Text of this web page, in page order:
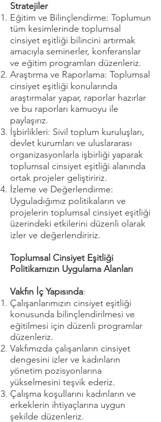
Stratejiler
Eğitim ve Bilinçlendirme: Toplumun
tüm kesimlerinde toplumsal
cinsiyet eşitliği bilincini artırmak
amacıyla seminerler, konferanslar
ve eğitim programları düzenleriz.
Araştırma ve Raporlama: Toplumsal
cinsiyet eşitliği konularında
araştırmalar yapar, raporlar hazırlar
ve bu raporları kamuoyu ile
paylaşırız.
İşbirlikleri: Sivil toplum kuruluşları,
devlet kurumları ve uluslararası
organizasyonlarla işbirliği yaparak
toplumsal cinsiyet eşitliği alanında
ortak projeler geliştiririz.
İzleme ve Değerlendirme:
Uyguladığımız politikaların ve
projelerin toplumsal cinsiyet eşitliği
üzerindeki etkilerini düzenli olarak
izler ve değerlendiririz.
Toplumsal Cinsiyet Eşitliği
Politikamızın Uygulama Alanları
Vakfın İç Yapısında:
Çalışanlarımızın cinsiyet eşitliği
konusunda bilinçlendirilmesi ve
eğitilmesi için düzenli programlar
düzenleriz.
Vakfımızda çalışanların cinsiyet
dengesini izler ve kadınların
yönetim pozisyonlarına
yükselmesini teşvik ederiz.
Çalışma koşullarını kadınların ve
erkeklerin ihtiyaçlarına uygun
şekilde düzenleriz.